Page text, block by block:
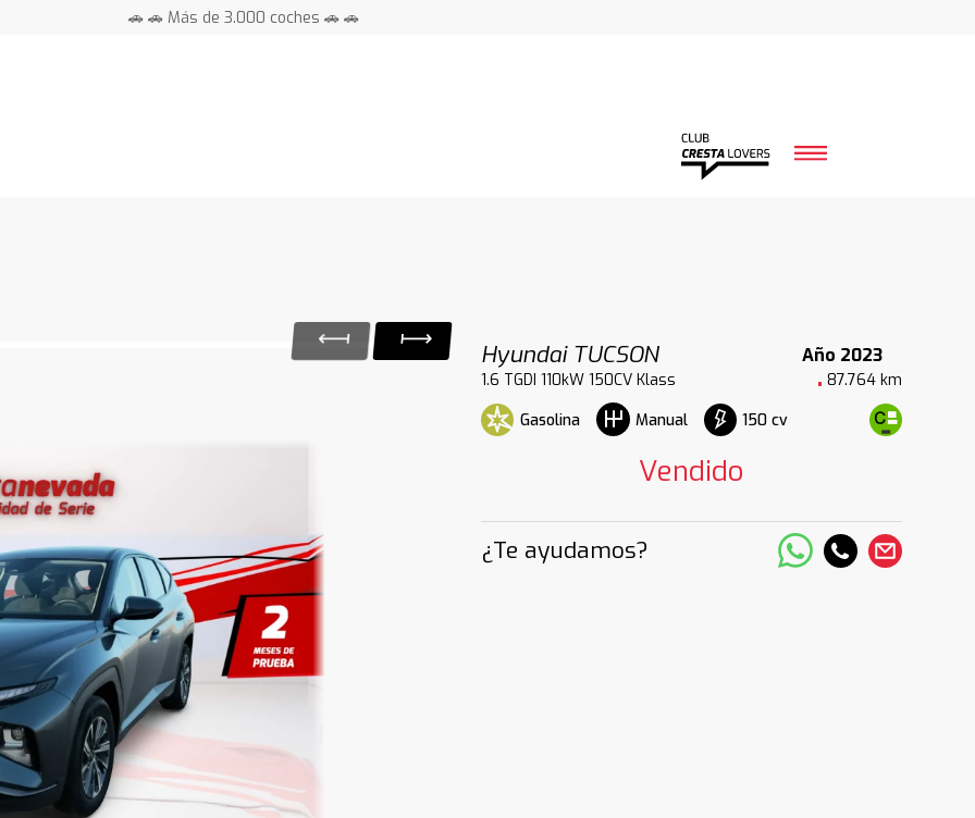
🚗 🚗 Más de 3.000 coches 🚗 🚗
Hyundai TUCSON
Año 2023
1.6 TGDI 110kW 150CV Klass
87.764 km
Gasolina
Manual 150 cv
Vendido
¿Te ayudamos?